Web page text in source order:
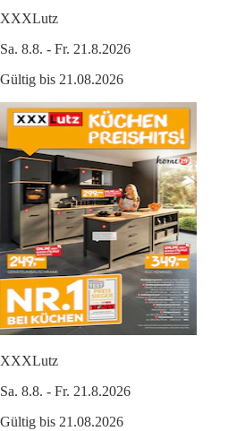
XXXLutz
Sa. 8.8. - Fr. 21.8.2026
Gültig bis 21.08.2026
XXXLutz
Sa. 8.8. - Fr. 21.8.2026
Gültig bis 21.08.2026